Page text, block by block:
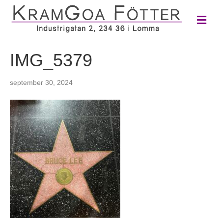
M
e
IMG_5379
september 30, 2024